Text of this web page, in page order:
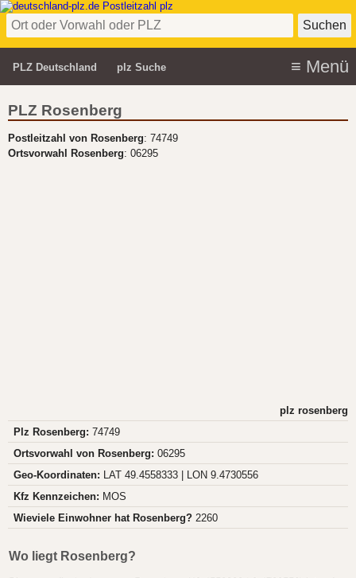
PLZ Deutschland plz Suche
PLZ Rosenberg
Postleitzahl von Rosenberg: 74749
Ortsvorwahl Rosenberg: 06295
plz rosenberg
Plz Rosenberg: 74749
Ortsvorwahl von Rosenberg: 06295
Geo-Koordinaten: LAT 49.4558333 | LON 9.4730556
Kfz Kennzeichen: MOS
Wieviele Einwohner hat Rosenberg? 2260
Wo liegt Rosenberg?